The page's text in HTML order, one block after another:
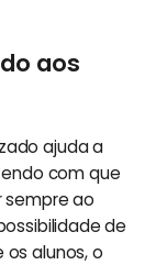
aos
ajuda a
com que
sempre ao
de
alunos, o